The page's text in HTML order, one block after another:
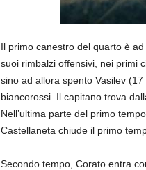
Il primo canestro del quarto è
suoi rimbalzi offensivi, nei primi
sino ad allora spento Vasilev
biancorossi. Il capitano trova
Nell’ultima parte del primo
Castellaneta chiude il primo
Secondo tempo, Corato entra